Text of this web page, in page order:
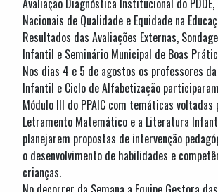
Avaliação Diagnóstica Institucional do
Nacionais de Qualidade e Equidade na
Resultados das Avaliações Externas,
Infantil e Seminário Municipal de Boas
Nos dias 4 e 5 de agostos os professores da
Infantil e Ciclo de Alfabetização
Módulo III do PPAIC com temáticas voltadas
Letramento Matemático e a Literatura
planejarem propostas de intervenção
o desenvolvimento de habilidades e
crianças.